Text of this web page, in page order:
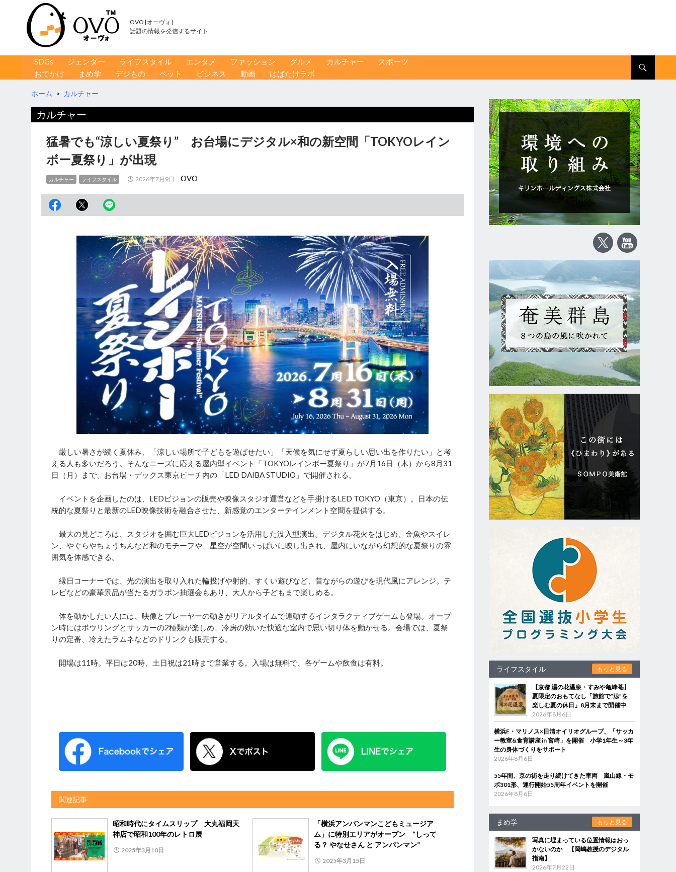
OVO [オーヴォ]
話題の情報を発信するサイト
コンテンツへ移動
SDGs ジェンダー ライフスタイル エンタメ ファッション グルメ カルチャー
スポーツ
おでかけ
まめ学 デジもの ペット ビジネス 動画 はばたけラボ
ホーム > カルチャー
カルチャー
猛暑でも“涼しい夏祭り” お台場にデジタル×和の新空間「TOKYOレイン
ボー夏祭り」が出現
カルチャー ライフスタイル 2026年7月9日 OVO
厳しい暑さが続く夏休み、「涼しい場所で子どもを遊ばせたい」「天候を気にせず夏らしい思い出を作りたい」と考
える人も多いだろう。そんなニーズに応える屋内型イベント「TOKYOレインボー夏祭り」が7月16日（木）から8月31
日（月）まで、お台場・デックス東京ビーチ内の「LED DAIBA STUDIO」で開催される。
イベントを企画したのは、LEDビジョンの販売や映像スタジオ運営などを手掛けるLED TOKYO（東京）。日本の伝
統的な夏祭りと最新のLED映像技術を融合させた、新感覚のエンターテインメント空間を提供する。
最大の見どころは、スタジオを囲む巨大LEDビジョンを活用した没入型演出。デジタル花火をはじめ、金魚やスイレ
ン、やぐらやちょうちんなど和のモチーフや、星空が空間いっぱいに映し出され、屋内にいながら幻想的な夏祭りの雰
囲気を体感できる。
縁日コーナーでは、光の演出を取り入れた輪投げや射的、すくい遊びなど、昔ながらの遊びを現代風にアレンジ。テ
レビなどの豪華景品が当たるガラポン抽選会もあり、大人から子どもまで楽しめる。
体を動かしたい人には、映像とプレーヤーの動きがリアルタイムで連動するインタラクティブゲームも登場。オープ
ン時にはボウリングとサッカーの2種類が楽しめ、冷房の効いた快適な室内で思い切り体を動かせる。会場では、夏祭
りの定番、冷えたラムネなどのドリンクも販売する。
開場は11時。平日は20時、土日祝は21時まで営業する。入場は無料で、各ゲームや飲食は有料。
関連記事
昭和時代にタイムスリップ 大丸福岡天
神店で昭和100年のレトロ展
2025年3月10日
「横浜アンパンマンこどもミュージア
ム」に特別エリアがオープン “しって
る？ やなせさん と アンパンマン”
2025年3月15日
ライフスタイル もっと見る
【京都 湯の花温泉・すみや亀峰菴】
夏限定のおもてなし「旅館で“涼”を
楽しむ夏の休日」8月末まで開催中
2026年8月6日
横浜F・マリノス×日清オイリオグループ、「サッカ
ー教室&食育講座 in 宮崎」を開催 小学1年生～3年
生の身体づくりをサポート
2026年8月6日
55年間、京の街を走り続けてきた車両 嵐山線・モ
ボ301形、運行開始55周年イベントを開催
2026年8月6日
まめ学 もっと見る
写真に埋まっている位置情報はおっ
かないのか 【岡嶋教授のデジタル
指南】
2026年7月22日